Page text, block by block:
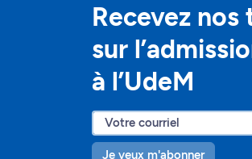
Recevez
sur
à l’UdeM
Je veux m'abonner